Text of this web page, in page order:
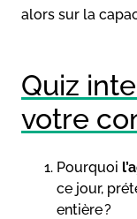
alors sur la
Quiz
votre
Pourquoi
ce jour,
entière ?